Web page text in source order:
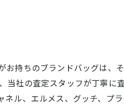
持ちのブランドバッグは、
社の査定スタッフが丁寧に
ル、エルメス、グッチ、プ